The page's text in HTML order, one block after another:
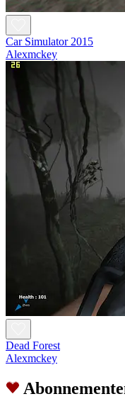
Car Simulator 2015
Alexmckey
Dead Forest
Alexmckey